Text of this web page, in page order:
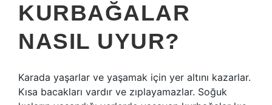
KURBAĞALAR
NASIL UYUR?
Karada yaşarlar ve yaşamak için yer altını kazarlar.
Kısa bacakları vardır ve zıplayamazlar. Soğuk